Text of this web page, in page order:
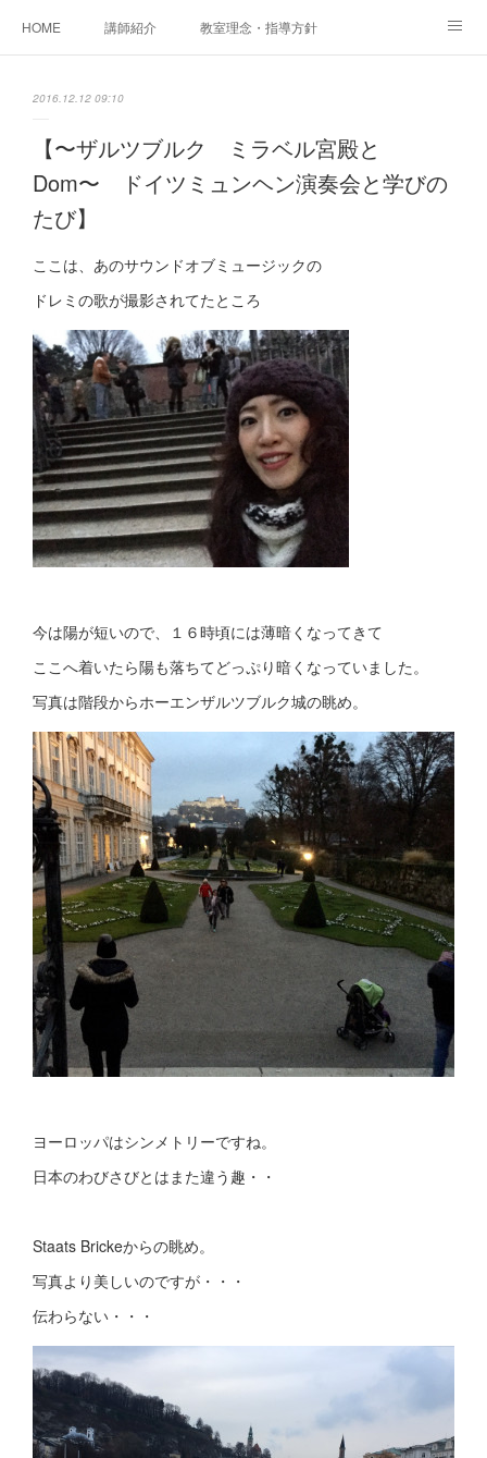
HOME 講師紹介 教室理念・指導方針
ご相談・体験レッスンお申し込み
アクセス 演奏スケジュール
2016.12.12 09:10
【〜ザルツブルク ミラベル宮殿と
Dom〜 ドイツミュンヘン演奏会と学びの
たび】
ここは、あのサウンドオブミュージックの
ドレミの歌が撮影されてたところ
今は陽が短いので、１６時頃には薄暗くなってきて
ここへ着いたら陽も落ちてどっぷり暗くなっていました。
写真は階段からホーエンザルツブルク城の眺め。
ヨーロッパはシンメトリーですね。
日本のわびさびとはまた違う趣・・
Staats Brickeからの眺め。
写真より美しいのですが・・・
伝わらない・・・